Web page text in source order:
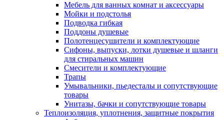
Мебель для ванных комнат и аксессуары
Мойки и подстолья
Подводка гибкая
Поддоны душевые
Полотенцесушители и комплектующие
Сифоны, выпуски, лотки душевые и шланги
для стиральных машин
Смесители и комплектующие
Трапы
Умывальники, пьедесталы и сопутствующие
товары
Унитазы, бачки и сопутствующие товары
Теплоизоляция, уплотнения, защитные покрытия